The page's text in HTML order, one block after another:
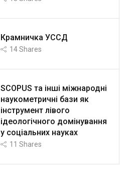
Крамничка УССД
14Shares
SCOPUS та інші міжнародні
наукометричні бази як
інструмент лівого
ідеологічного домінування
у соціальних науках
11 Shares